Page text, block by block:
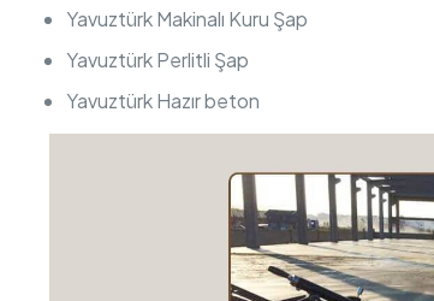
Yavuztürk Makinalı Kuru Şap
Yavuztürk Perlitli Şap
Yavuztürk Hazır beton